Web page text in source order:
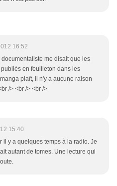
16:52
documentaliste me disait que les
en feuilleton dans les
plaît, il n'y a aucune raison
/> <br /> <br />
15:40
il y a quelques temps à la radio. Je
autant de tomes. Une lecture qui